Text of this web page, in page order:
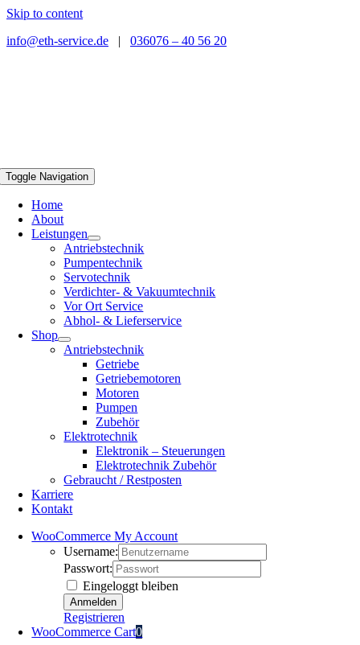
Skip to content
info@eth-service.de | 036076 – 40 56 20
Toggle Navigation
Home
About
Leistungen
Antriebstechnik
Pumpentechnik
Servotechnik
Verdichter- & Vakuumtechnik
Vor Ort Service
Abhol- & Lieferservice
Shop
Antriebstechnik
Getriebe
Getriebemotoren
Motoren
Pumpen
Zubehör
Elektrotechnik
Elektronik – Steuerungen
Elektrotechnik Zubehör
Gebraucht / Restposten
Karriere
Kontakt
WooCommerce My Account
Username:
Passwort:
Eingeloggt bleiben
Registrieren
WooCommerce Cart0